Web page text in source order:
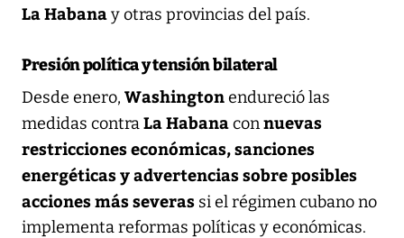
La Habanay otras provincias del país.
Presión política y tensión bilateral
Desde enero, Washingtonendureció las
medidas contraLa Habanaconnuevas
restricciones económicas, sanciones
energéticas y advertencias sobre posibles
acciones más severas si el régimen cubano no
implementa reformas políticas y económicas.